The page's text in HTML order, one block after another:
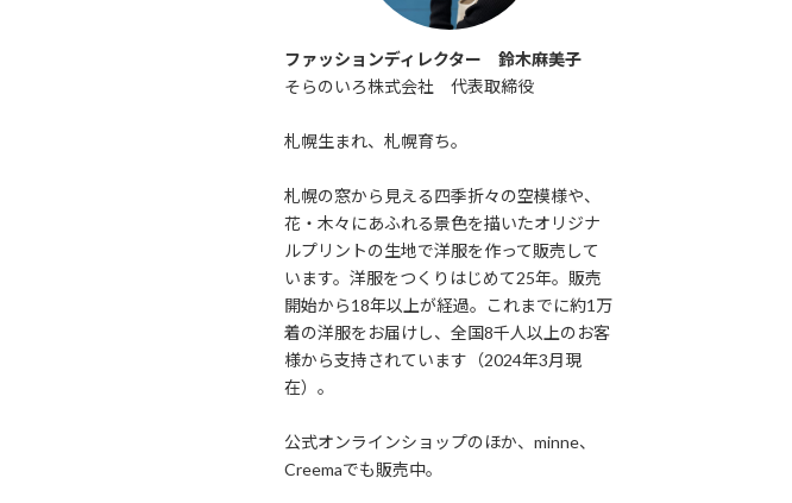
ファッションディレクター 鈴木麻美子
そらのいろ株式会社 代表取締役
札幌生まれ、札幌育ち。
札幌の窓から見える四季折々の空模様や、
花・木々にあふれる景色を描いたオリジナ
ルプリントの生地で洋服を作って販売して
います。洋服をつくりはじめて25年。販売
開始から18年以上が経過。これまでに約1万
着の洋服をお届けし、全国8千人以上のお客
様から支持されています（2024年3月現
在）。
公式オンラインショップのほか、minne、
Creemaでも販売中。